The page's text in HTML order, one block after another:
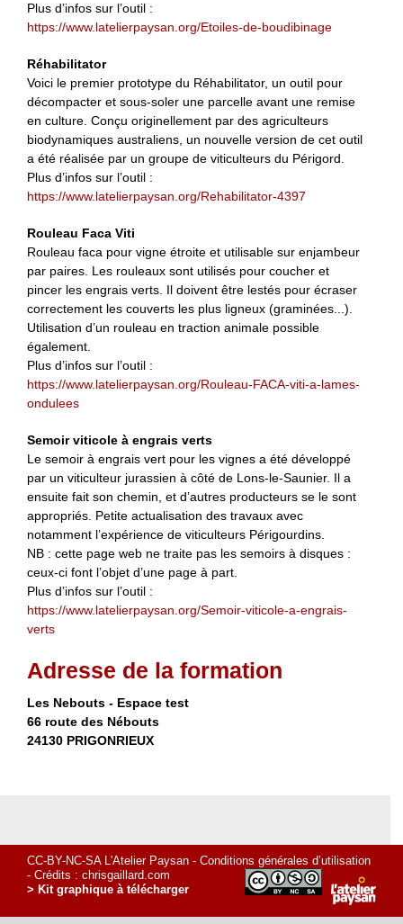
Plus d’infos sur l’outil :
https://www.latelierpaysan.org/Etoiles-de-boudibinage
Réhabilitator
Voici le premier prototype du Réhabilitator, un outil pour
décompacter et sous-soler une parcelle avant une remise
en culture. Conçu originellement par des agriculteurs
biodynamiques australiens, un nouvelle version de cet outil
a été réalisée par un groupe de viticulteurs du Périgord.
Plus d’infos sur l’outil :
https://www.latelierpaysan.org/Rehabilitator-4397
Rouleau Faca Viti
Rouleau faca pour vigne étroite et utilisable sur enjambeur
par paires. Les rouleaux sont utilisés pour coucher et
pincer les engrais verts. Il doivent être lestés pour écraser
correctement les couverts les plus ligneux (graminées...).
Utilisation d’un rouleau en traction animale possible
également.
Plus d’infos sur l’outil :
https://www.latelierpaysan.org/Rouleau-FACA-viti-a-lames-
ondulees
Semoir viticole à engrais verts
Le semoir à engrais vert pour les vignes a été développé
par un viticulteur jurassien à côté de Lons-le-Saunier. Il a
ensuite fait son chemin, et d’autres producteurs se le sont
appropriés. Petite actualisation des travaux avec
notamment l’expérience de viticulteurs Périgourdins.
NB : cette page web ne traite pas les semoirs à disques :
ceux-ci font l’objet d’une page à part.
Plus d’infos sur l’outil :
https://www.latelierpaysan.org/Semoir-viticole-a-engrais-
verts
Adresse de la formation
Les Nebouts - Espace test
66 route des Nébouts
24130 PRIGONRIEUX
CC-BY-NC-SA L'Atelier Paysan - Conditions générales d’utilisation
- Crédits : chrisgaillard.com
> Kit graphique à télécharger